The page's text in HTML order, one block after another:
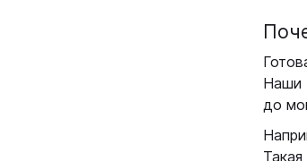
Наши
до